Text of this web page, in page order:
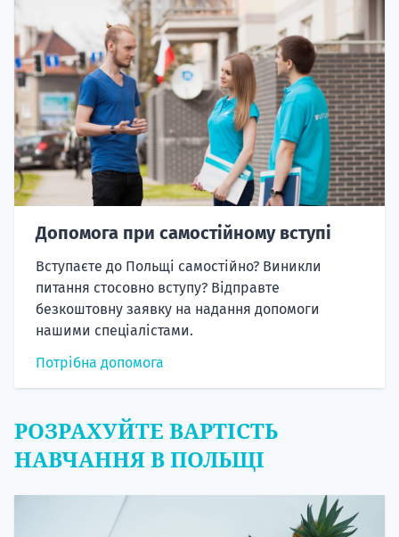
Допомога при самостійному вступі
Вступаєте до Польщі самостійно? Виникли
питання стосовно вступу? Відправте
безкоштовну заявку на надання допомоги
нашими спеціалістами.
Потрібна допомога
РОЗРАХУЙТЕ ВАРТІСТЬ
НАВЧАННЯ В ПОЛЬЩІ